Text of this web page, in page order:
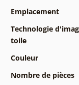
Emplacement
Technologie
toile
Couleur
Nombre de pièces